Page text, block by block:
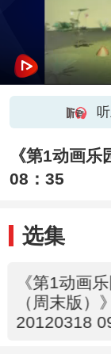
《第1动画
08：35
选集
《第1动画
（周末版）》
20120318